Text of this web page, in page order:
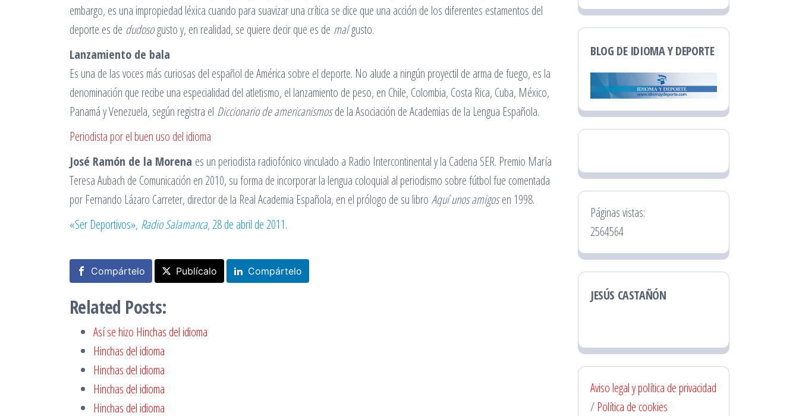
embargo, es una impropiedad léxica cuando para suavizar una crítica se dice que una acción de los diferentes estamentos del
deporte es de dudosogusto y, en realidad, se quiere decir que es de malgusto.
Lanzamiento de bala
Es una de las voces más curiosas del español de América sobre el deporte. No alude a ningún proyectil de arma de fuego, es la
denominación que recibe una especialidad del atletismo, el lanzamiento de peso, en Chile, Colombia, Costa Rica, Cuba, México,
Panamá y Venezuela, según registra el Diccionario de americanismosde la Asociación de Academias de la Lengua Española.
Periodista por el buen uso del idioma
José Ramón de la Morena es un periodista radiofónico vinculado a Radio Intercontinental y la Cadena SER. Premio María
Teresa Aubach de Comunicación en 2010, su forma de incorporar la lengua coloquial al periodismo sobre fútbol fue comentada
por Fernando Lázaro Carreter, director de la Real Academia Española, en el prólogo de su libro Aquí unos amigosen 1998.
«Ser Deportivos», Radio Salamanca, 28 de abril de 2011.
Compártelo Publícalo Compártelo
Related Posts:
Así se hizo Hinchas del idioma
Hinchas del idioma
Hinchas del idioma
Hinchas del idioma
Hinchas del idioma
BLOG DE IDIOMA Y DEPORTE
Páginas vistas:
2564564
JESÚS CASTAÑÓN
Aviso legal y política de privacidad
/ Política de cookies